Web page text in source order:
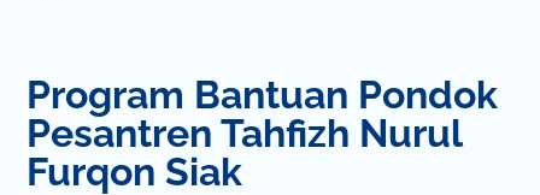
Program Bantuan Pondok
Pesantren Tahfizh Nurul
Furqon Siak